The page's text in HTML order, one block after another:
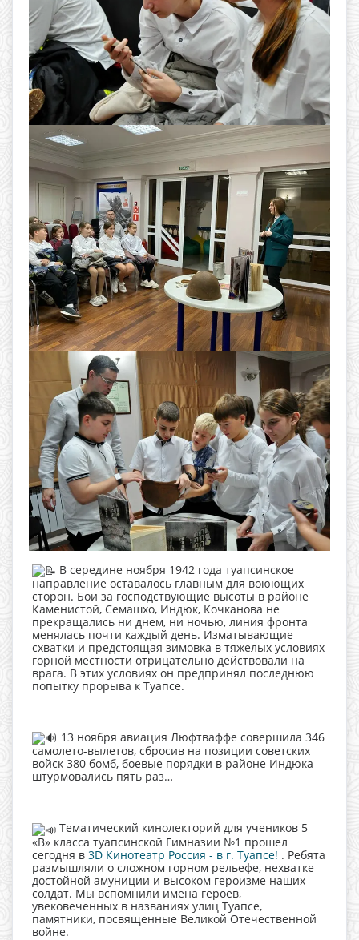
В середине ноября 1942 года туапсинское
направление оставалось главным для воюющих
сторон. Бои за господствующие высоты в районе
Каменистой, Семашхо, Индюк, Кочканова не
прекращались ни днем, ни ночью, линия фронта
менялась почти каждый день. Изматывающие
схватки и предстоящая зимовка в тяжелых условиях
горной местности отрицательно действовали на
врага. В этих условиях он предпринял последнюю
попытку прорыва к Туапсе.
13 ноября авиация Люфтваффе совершила 346
самолето-вылетов, сбросив на позиции советских
войск 380 бомб, боевые порядки в районе Индюка
штурмовались пять раз…
Тематический кинолекторий для учеников 5
«В» класса туапсинской Гимназии №1 прошел
сегодня в 3D Кинотеатр Россия - в г. Туапсе! . Ребята
размышляли о сложном горном рельефе, нехватке
достойной амуниции и высоком героизме наших
солдат. Мы вспомнили имена героев,
увековеченных в названиях улиц Туапсе,
памятники, посвященные Великой Отечественной
войне.